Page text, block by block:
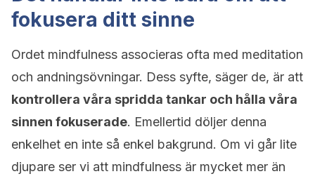
fokusera ditt sinne
Ordet mindfulness associeras ofta med meditation
och andningsövningar. Dess syfte, säger de, är att
kontrollera våra spridda tankar och hålla våra
sinnen fokuserade. Emellertid döljer denna
enkelhet en inte så enkel bakgrund. Om vi går lite
djupare ser vi att mindfulness är mycket mer än